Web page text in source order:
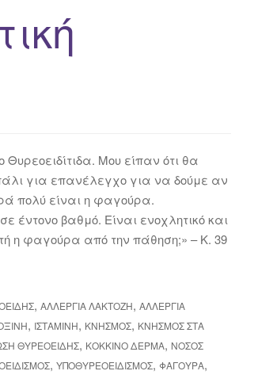
Μου είπαν ότι θα
για επανέλεγχο για να δούμε αν
πολύ είναι η φαγούρα.
βαθμό. Είναι ενοχλητικό και
η φαγούρα από την πάθηση;» – Κ. 39
, ΑΛΛΕΡΓΊΑ ΛΑΚΤΌΖΗ, ΑΛΛΕΡΓΊΑ
, ΙΣΤΑΜΊΝΗ, ΚΝΗΣΜΌΣ, ΚΝΗΣΜΌΣ ΣΤΑ
ΘΥΡΕΟΕΙΔΉΣ, ΚΌΚΚΙΝΟ ΔΈΡΜΑ, ΝΟΣΟΣ
, ΥΠΟΘΥΡΕΟΕΙΔΙΣΜΌΣ, ΦΑΓΟΎΡΑ,